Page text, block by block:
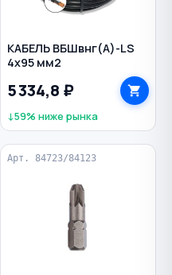
КАБЕЛЬ ВБШвнг(A)-LS
4х95 мм2
5 334,8 ₽
↓59% ниже рынка
Арт. 84723/84123